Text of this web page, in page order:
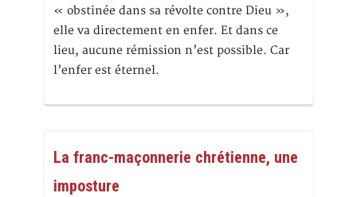
« obstinée dans sa révolte contre Dieu »,
elle va directement en enfer. Et dans ce
lieu, aucune rémission n’est possible. Car
l’enfer est éternel.
La franc-maçonnerie chrétienne, une
imposture